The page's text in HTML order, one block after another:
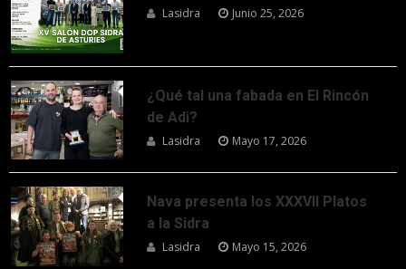
Lasidra Junio 25, 2026
¿Qué tal una fabada en El Rincón
de Adi?
Lasidra Mayo 17, 2026
Nava presenta los XXXVII Platos
a la Sidra
Lasidra Mayo 15, 2026